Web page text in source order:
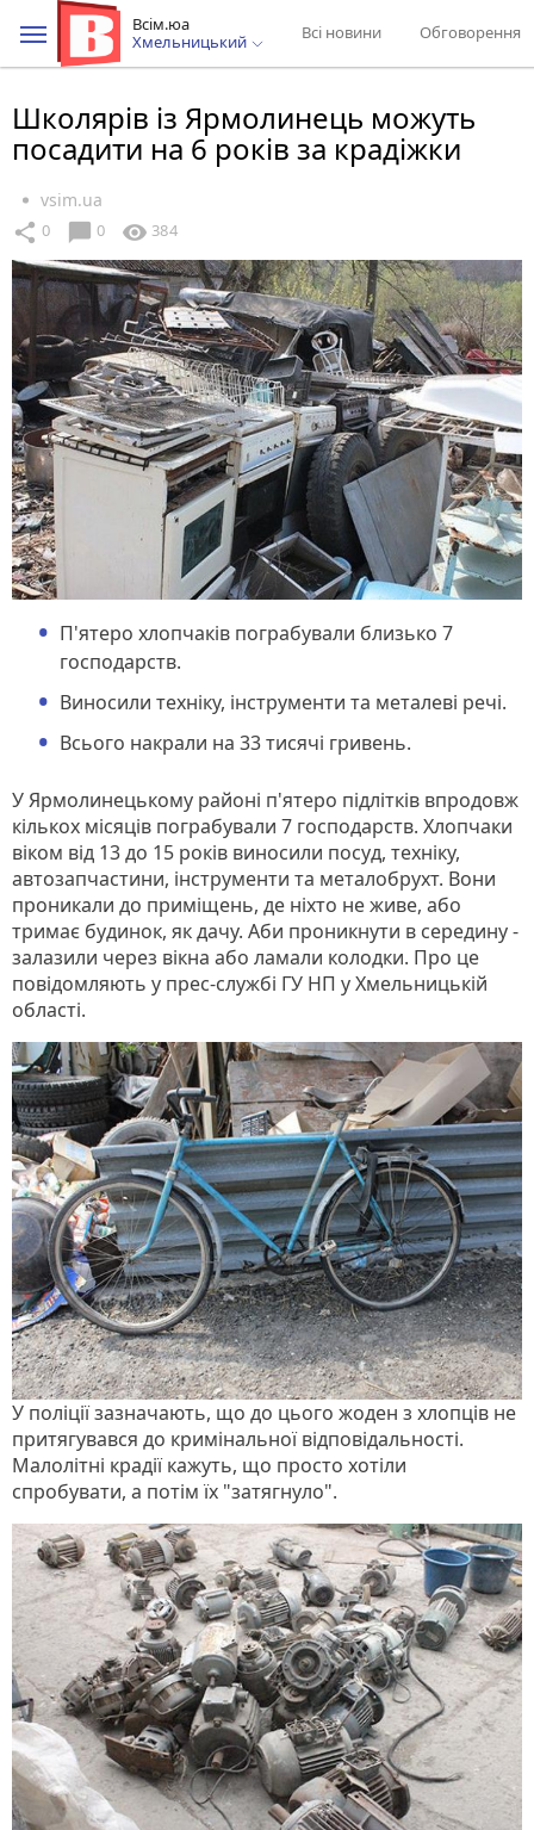
Всім.юа
Хмельницький
Всі новини Обговорення
Школярів із Ярмолинець можуть
посадити на 6 років за крадіжки
vsim.ua
share 0 chat_bubble 0 visibility 384
П'ятеро хлопчаків пограбували близько 7
господарств.
Виносили техніку, інструменти та металеві речі.
Всього накрали на 33 тисячі гривень.
У Ярмолинецькому районі п'ятеро підлітків впродовж
кількох місяців пограбували 7 господарств. Хлопчаки
віком від 13 до 15 років виносили посуд, техніку,
автозапчастини, інструменти та металобрухт. Вони
проникали до приміщень, де ніхто не живе, або
тримає будинок, як дачу. Аби проникнути в середину -
залазили через вікна або ламали колодки. Про це
повідомляють у прес-службі ГУ НП у Хмельницькій
області.
У поліції зазначають, що до цього жоден з хлопців не
притягувався до кримінальної відповідальності.
Малолітні крадії кажуть, що просто хотіли
спробувати, а потім їх "затягнуло".